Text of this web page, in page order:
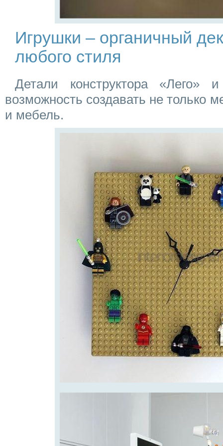
Игрушки – органичный
любого стиля
Детали конструктора «Лего»
возможность создавать не только
и мебель.